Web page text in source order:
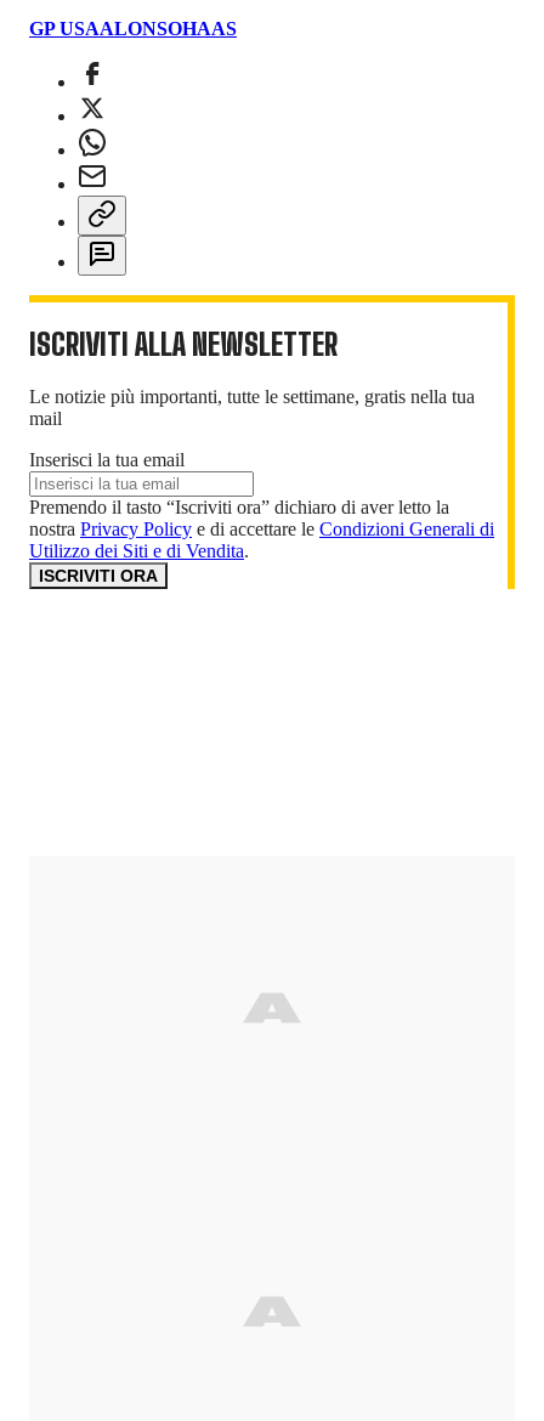
GP USAALONSOHAAS
ISCRIVITI ALLA NEWSLETTER
Le notizie più importanti, tutte le settimane, gratis nella tua
mail
Inserisci la tua email
Premendo il tasto “Iscriviti ora” dichiaro di aver letto la
nostra Privacy Policy e di accettare le Condizioni Generali di
Utilizzo dei Siti e di Vendita.
ISCRIVITI ORA